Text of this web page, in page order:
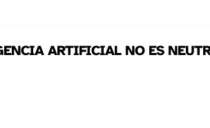
ARTIFICIAL NO ES